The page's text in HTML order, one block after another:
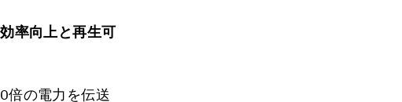
率向上と再生可
倍の電力を伝送